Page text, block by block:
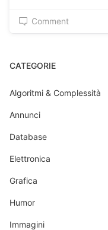
Comment
CATEGORIE
Algoritmi & Complessità
Annunci
Database
Elettronica
Grafica
Humor
Immagini